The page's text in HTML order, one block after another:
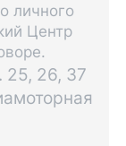
личного
Центр
25, 26, 37